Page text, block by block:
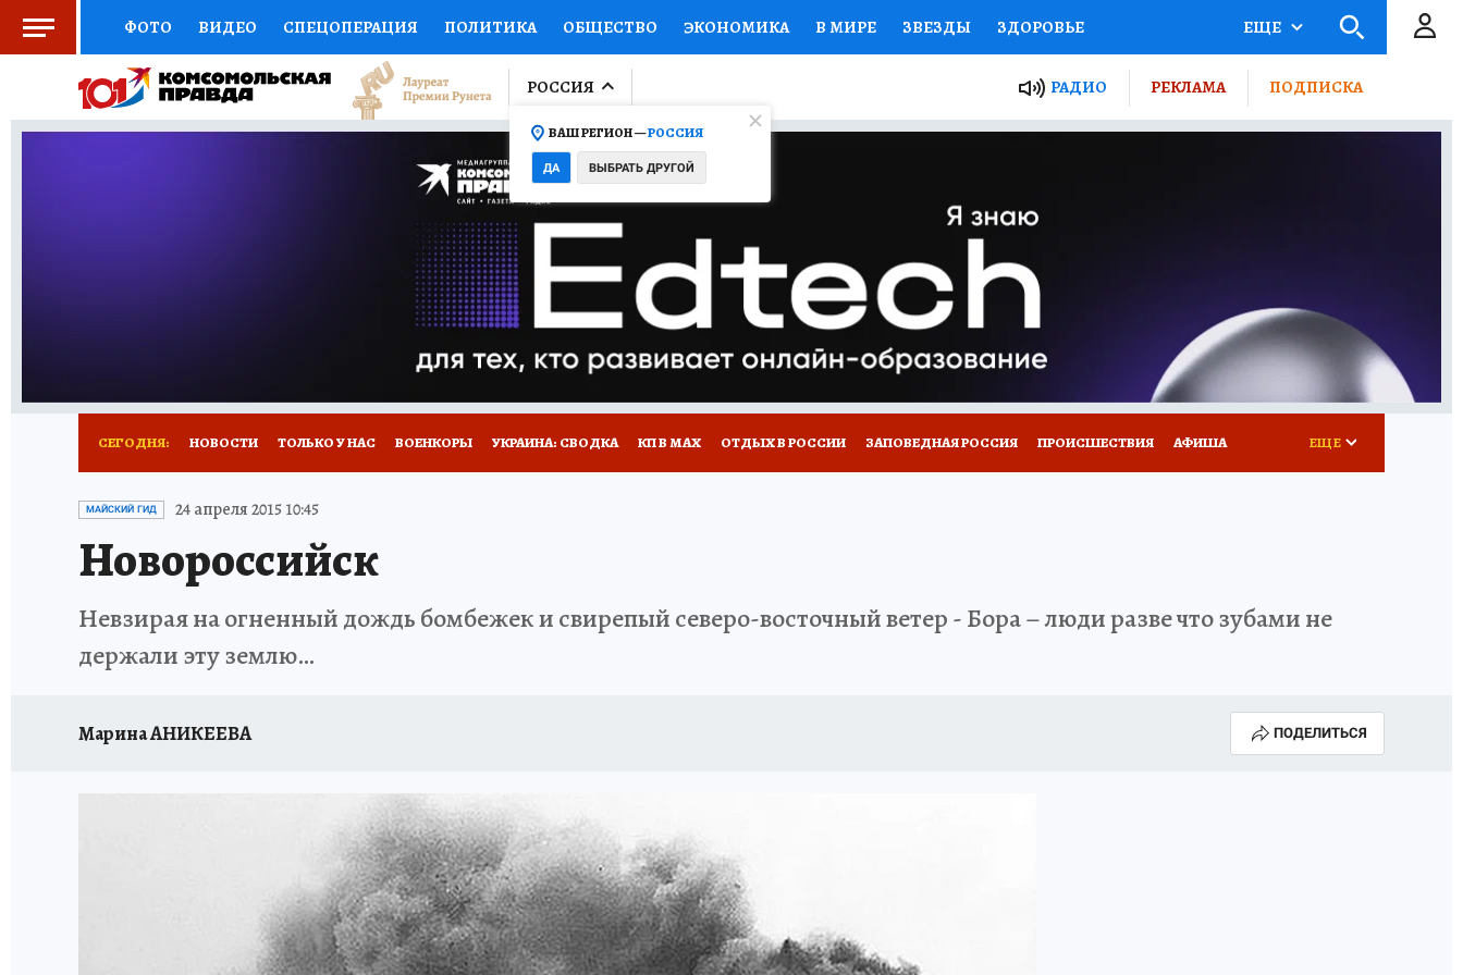
ФОТО ВИДЕО СПЕЦОПЕРАЦИЯ ПОЛИТИКА ОБЩЕСТВО ЭКОНОМИКА В МИРЕ ЗВЕЗДЫ ЗДОРОВЬЕ
СОЦПОДДЕРЖКА НАУКА СПОРТ КОЛУМНИСТЫ ПРОИСШЕСТВИЯ НАЦИОНАЛЬНЫЕ ПРОЕКТЫ РОССИИ
ВЫБОР ЭКСПЕРТОВ ДОКТОР ФИНАНСЫ ОТКРЫВАЕМ МИР Я ЗНАЮ СЕМЬЯ ЖЕНСКИЕ СЕКРЕТЫ ПУТЕВОДИТЕЛЬ
ПРОГНОЗЫ НА СПОРТ ПРОМОКОДЫ СЕРИАЛЫ
ТЕЛЕВИЗОР КОЛЛЕКЦИИ КОНКУРСЫ ГИД ПОТРЕБИТЕЛЯ
НОВОЕ НА САЙТЕ
ЕЩЕ
РОССИЯ
ВАШ РЕГИОН —РОССИЯ
ДА ВЫБРАТЬ ДРУГОЙ
РАДИО РЕКЛАМА ПОДПИСКА
СЕГОДНЯ: НОВОСТИ ТОЛЬКО У НАС ВОЕНКОРЫ УКРАИНА: СВОДКА КП В МАХ ОТДЫХ В РОССИИ ЗАПОВЕДНАЯ РОССИЯ ПРОИСШЕСТВИЯ АФИША
ИСПЫТАНО НА СЕБЕ
ЕЩЕ
МАЙСКИЙ ГИД 24 апреля 2015 10:45
Новороссийск
Невзирая на огненный дождь бомбежек и свирепый северо-восточный ветер - Бора – люди разве что зубами не
держали эту землю…
Марина АНИКЕЕВА ПОДЕЛИТЬСЯ